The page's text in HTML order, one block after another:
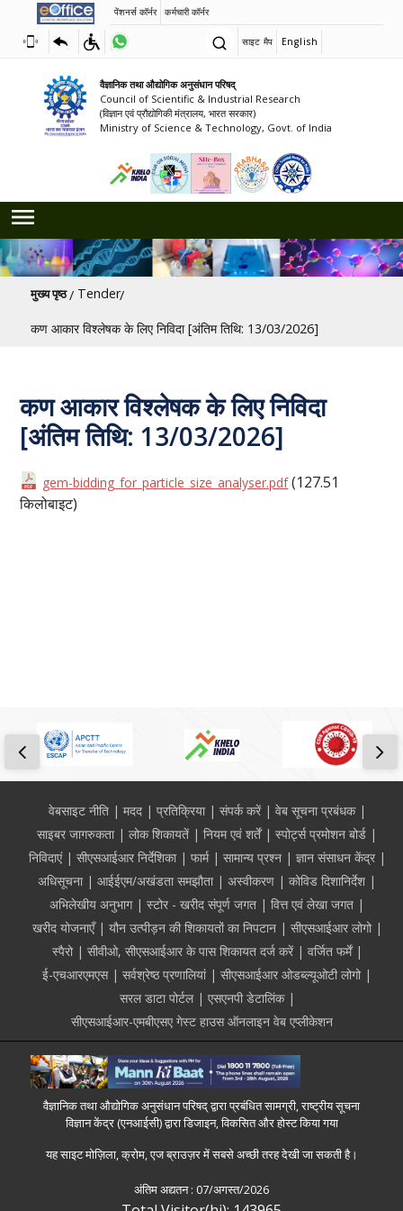
पेंशनर्स कॉर्नर कर्मचारी कॉर्नर
साइट मैप English
वैज्ञानिक तथा औद्योगिक अनुसंधान परिषद्
Council of Scientific & Industrial Research
(विज्ञान एवं प्रौद्योगिकी मंत्रालय, भारत सरकार)
Ministry of Science & Technology, Govt. of India
पग चिन्ह
मुख्य पृष्ठ Tender
कण आकार विश्लेषक के लिए निविदा [अंतिम तिथि: 13/03/2026]
कण आकार विश्लेषक के लिए निविदा
[अंतिम तिथि: 13/03/2026]
gem-bidding_for_particle_size_analyser.pdf (127.51
किलोबाइट)
Footerवेबसाइट नीति मदद प्रतिक्रिया संपर्क करें
वेब सूचना प्रबंधक
साइबर जागरुकता
लोक शिकायतें नियम एवं शर्तें
स्पोर्ट्स प्रमोशन बोर्ड
निविदाएं
सीएसआईआर निर्देशिका फार्म सामान्य प्रश्न
ज्ञान संसाधन केंद्र
अधिसूचना
आईईएम/अखंडता समझौता अस्वीकरण
कोविड दिशानिर्देश
अभिलेखीय अनुभाग
स्टोर - खरीद संपूर्ण जगत
वित्त एवं लेखा जगत
खरीद योजनाएँ
यौन उत्पीड़न की शिकायतों का निपटान
सीएसआईआर लोगो
स्पैरो
सीवीओ, सीएसआईआर के पास शिकायत दर्ज करें
वर्जित फर्में
ई-एचआरएमएस
सर्वश्रेष्ठ प्रणालियां
सीएसआईआर ओडब्ल्यूओटी लोगो
सरल डाटा पोर्टल
एसएनपी डेटालिंक
सीएसआईआर-एमबीएसए गेस्ट हाउस ऑनलाइन वेब एप्लीकेशन
वैज्ञानिक तथा औद्योगिक अनुसंधान परिषद् द्वारा प्रबंधित सामग्री, राष्ट्रीय सूचना
विज्ञान केंद्र (एनआईसी) द्वारा डिजाइन, विकसित और होस्ट किया गया
यह साइट मोज़िला, क्रोम, एज ब्राउज़र में सबसे अच्छी तरह देखी जा सकती है।
अंतिम अद्यतन : 07/अगस्त/2026